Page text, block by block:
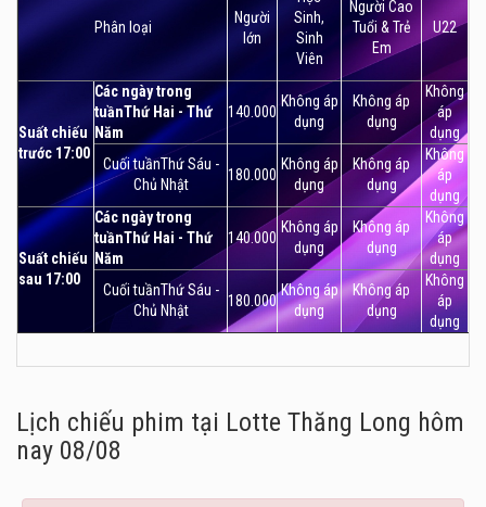
Phân loại
Người
lớn
Sinh,
Sinh
Viên
Người Cao
Tuổi & Trẻ
Em
U22
Suất chiếu
trước 17:00
Các ngày trong
tuầnThứ Hai - Thứ
Năm
140.000
Không áp
dụng
Không áp
dụng
Không
áp
dụng
Cuối tuầnThứ Sáu -
Chủ Nhật
180.000
Không áp
dụng
Không áp
dụng
Không
áp
dụng
Suất chiếu
sau 17:00
Các ngày trong
tuầnThứ Hai - Thứ
Năm
140.000
Không áp
dụng
Không áp
dụng
Không
áp
dụng
Cuối tuầnThứ Sáu -
Chủ Nhật
180.000
Không áp
dụng
Không áp
dụng
Không
áp
dụng
Lịch chiếu phim tại Lotte Thăng Long hôm
nay 08/08